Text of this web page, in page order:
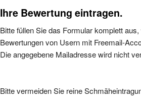
Ihre Bewertung eintragen.
Bitte füllen Sie das Formular komplett
Bewertungen von Usern mit Freemail-
Die angegebene Mailadresse wird nicht
Bitte vermeiden Sie reine